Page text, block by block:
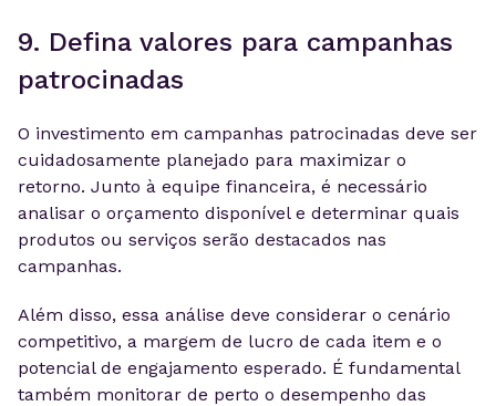
9. Defina valores para campanhas
patrocinadas
O investimento em campanhas patrocinadas deve ser
cuidadosamente planejado para maximizar o
retorno. Junto à equipe financeira, é necessário
analisar o orçamento disponível e determinar quais
produtos ou serviços serão destacados nas
campanhas.
Além disso, essa análise deve considerar o cenário
competitivo, a margem de lucro de cada item e o
potencial de engajamento esperado. É fundamental
também monitorar de perto o desempenho das